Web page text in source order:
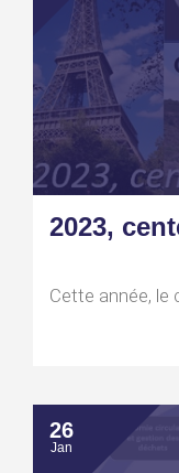
2023,
Cette année, le
26
Jan